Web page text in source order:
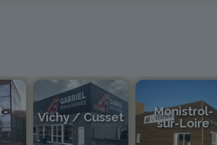
Vichy / Cusset
Monistrol-
sur-Loire